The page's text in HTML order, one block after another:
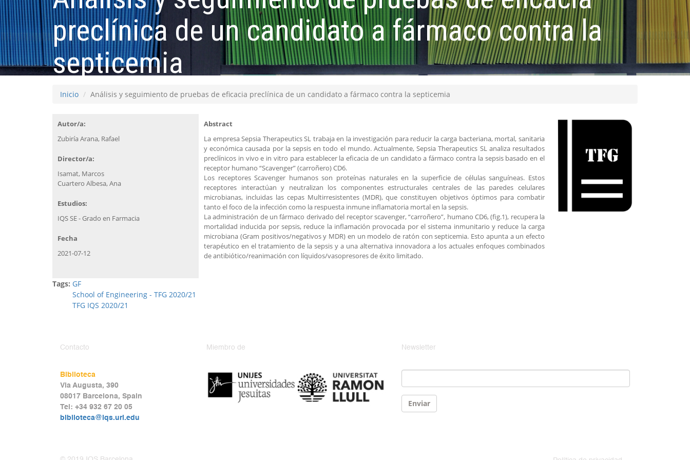
preclínica de un candidato a fármaco contra la
septicemia
Inicio Análisis y seguimiento de pruebas de eficacia preclínica de un candidato a fármaco contra la septicemia
Autor/a:
Zubiría Arana, Rafael
Abstract
La empresa Sepsia Therapeutics SL trabaja en la investigación para reducir la carga bacteriana, mortal, sanitaria
y económica causada por la sepsis en todo el mundo. Actualmente, Sepsia Therapeutics SL analiza resultados
preclínicos in vivo e in vitro para establecer la eficacia de un candidato a fármaco contra la sepsis basado en el
receptor humano “Scavenger” (carroñero) CD6.
Los receptores Scavenger humanos son proteínas naturales en la superficie de células sanguíneas. Estos
receptores interactúan y neutralizan los componentes estructurales centrales de las paredes celulares
microbianas, incluidas las cepas Multirresistentes (MDR), que constituyen objetivos óptimos para combatir
tanto el foco de la infección como la respuesta inmune inflamatoria mortal en la sepsis.
La administración de un fármaco derivado del receptor scavenger, “carroñero”, humano CD6, (fig.1), recupera la
mortalidad inducida por sepsis, reduce la inflamación provocada por el sistema inmunitario y reduce la carga
microbiana (Gram positivos/negativos y MDR) en un modelo de ratón con septicemia. Esto apunta a un efecto
terapéutico en el tratamiento de la sepsis y a una alternativa innovadora a los actuales enfoques combinados
de antibiótico/reanimación con líquidos/vasopresores de éxito limitado.
Director/a:
Isamat, Marcos
Cuartero Albesa, Ana
Estudios:
IQS SE - Grado en Farmacia
Fecha
2021-07-12
Tags: GF
School of Engineering - TFG 2020/21
TFG IQS 2020/21
Contacto
Biblioteca
Via Augusta, 390
08017 Barcelona, Spain
Tel: +34 932 67 20 05
biblioteca@iqs.url.edu
Miembro de Newsletter
Email
Enviar